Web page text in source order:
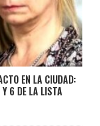
EN LA CIUDAD:
Y 6 DE LA LISTA